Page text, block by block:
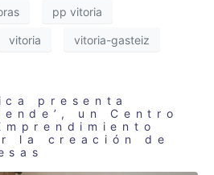
pp vitoria
vitoria vitoria-gasteiz
presenta
un Centro
la creación de